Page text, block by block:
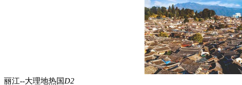
丽江--大理地热国D2